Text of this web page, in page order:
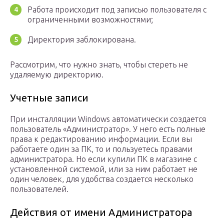
Работа происходит под записью пользователя с
ограниченными возможностями;
Директория заблокирована.
Рассмотрим, что нужно знать, чтобы стереть не
удаляемую директорию.
Учетные записи
При инсталляции Windows автоматически создается
пользователь «Администратор». У него есть полные
права к редактированию информации. Если вы
работаете один за ПК, то и пользуетесь правами
администратора. Но если купили ПК в магазине с
установленной системой, или за ним работает не
один человек, для удобства создается несколько
пользователей.
Действия от имени Администратора